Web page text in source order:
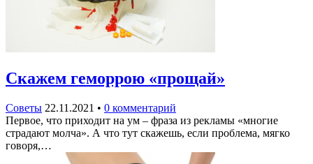
Скажем геморрою «прощай»
Советы 22.11.2021 • 0 комментарий
Первое, что приходит на ум – фраза из рекламы «многие
страдают молча». А что тут скажешь, если проблема, мягко
говоря,…